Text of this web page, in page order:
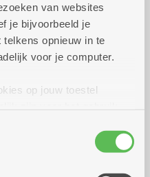
van websites
je bijvoorbeeld je
opnieuw in te
voor je computer.
op jouw toestel
nodig. Sommige
derde partijen die een
13.30 uur tot 16.00 uur
Reserveer vervoer